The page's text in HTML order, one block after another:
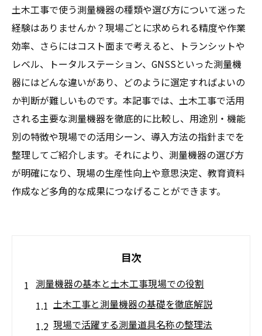
土木工事で使う測量機器の種類や選び方について迷った
経験はありませんか？現場ごとに求められる精度や作業
効率、さらにはコスト面まで考えると、トランシットや
レベル、トータルステーション、GNSSといった測量機
器にはどんな違いがあり、どのように選定すればよいの
か判断が難しいものです。本記事では、土木工事で活用
される主要な測量機器を徹底的に比較し、用途別・機能
別の特徴や現場での活用シーン、導入方法の指針までを
整理してご紹介します。それにより、測量機器の選び方
が明確になり、現場の生産性向上や意思決定、教育資料
作成など多角的な成果につなげることができます。
目次
測量機器の基本と土木工事現場での役割
土木工事と測量機器の基礎を徹底解説
現場で活躍する測量道具名称の整理法